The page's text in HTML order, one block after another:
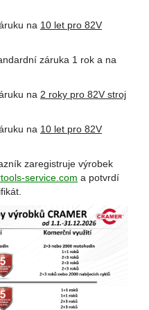
na 10 let pro 82V
záruka 1 rok a na
na 2 roky pro 82V stroj
na 10 let pro 82V
zaregistruje výrobek
service.com a potvrdí